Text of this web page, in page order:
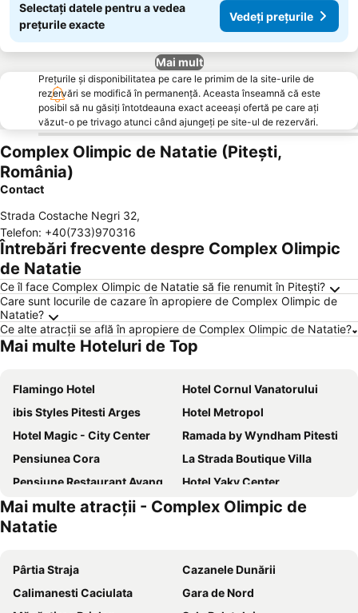
Selectați datele pentru a vedea
prețurile exacte
Vedeți prețurile
Mai mult
Prețurile și disponibilitatea pe care le primim de la site-urile de
rezervări se modifică în permanență. Aceasta înseamnă că este
posibil să nu găsiți întotdeauna exact aceeași ofertă pe care ați
văzut-o pe trivago atunci când ajungeți pe site-ul de rezervări.
Complex Olimpic de Natatie (Pitești,
România)
Contact
Strada Costache Negri 32,
Telefon: +40(733)970316
Întrebări frecvente despre Complex Olimpic
de Natatie
Ce îl face Complex Olimpic de Natatie să fie renumit în Pitești?
Care sunt locurile de cazare în apropiere de Complex Olimpic de
Natatie?
Ce alte atracții se află în apropiere de Complex Olimpic de Natatie?
Mai multe Hoteluri de Top
Flamingo Hotel
Hotel Cornul Vanatorului
ibis Styles Pitesti Arges
Hotel Metropol
Hotel Magic - City Center
Ramada by Wyndham Pitesti
Pensiunea Cora
La Strada Boutique Villa
Pensiune Restaurant Avangarde
Hotel Yaky Center
Hotel Monte Carlo
Hotel LaCetate
Hotel Grandis Apulum
Sierra
Hotel Star
Hotel Duet
Splendor Bratianu
Mai multe atracții - Complex Olimpic de
Natatie
Pârtia Straja
Cazanele Dunării
Calimanesti Caciulata
Gara de Nord